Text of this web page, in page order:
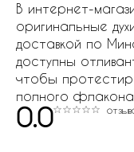
В интернет-
оригинальные
доставкой по
доступны
чтобы
полного
0.0